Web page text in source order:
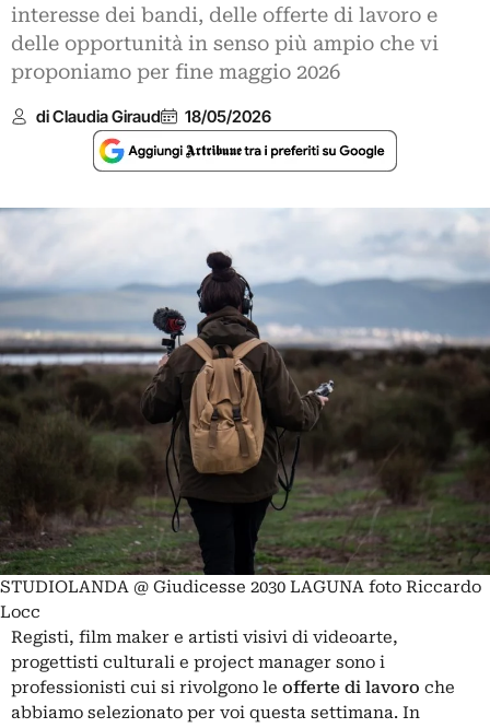
interesse dei bandi, delle offerte di lavoro e
delle opportunità in senso più ampio che vi
proponiamo per fine maggio 2026
di Claudia Giraud 18/05/2026
STUDIOLANDA @ Giudicesse 2030 LAGUNA foto Riccardo
Locc
Registi, film maker e artisti visivi di videoarte,
progettisti culturali e project manager sono i
professionisti cui si rivolgono le offerte di lavoro che
abbiamo selezionato per voi questa settimana. In